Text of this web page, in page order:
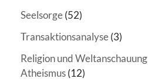
Seelsorge(52)
Transaktionsanalyse(3)
Religion und Weltanschauung
Atheismus(12)